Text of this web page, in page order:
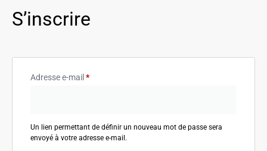
S’inscrire
Adresse e-mail *
Un lien permettant de définir un nouveau mot de passe sera
envoyé à votre adresse e-mail.